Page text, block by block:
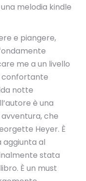
melodia kindle
e piangere,
me a un livello
confortante
notte
è una
che
Heyer. È
aggiunta al
stata
È un must